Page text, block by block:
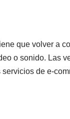
que volver a
o sonido. Las
de e-